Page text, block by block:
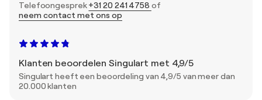
Telefoongesprek+31 20 241 4758 of
neem contact met ons op
Klanten beoordelen Singulart met 4,9/5
Singulart heeft een beoordeling van 4,9/5 van meer dan
20.000 klanten